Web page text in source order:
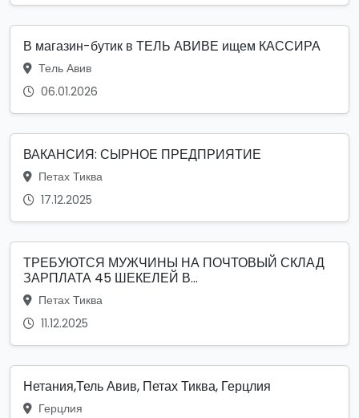
В магазин-бутик в ТЕЛЬ АВИВЕ ищем КАССИРА
Тель Авив
06.01.2026
ВАКАНСИЯ: СЫРНОЕ ПРЕДПРИЯТИЕ
Петах Тиква
17.12.2025
ТРЕБУЮТСЯ МУЖЧИНЫ НА ПОЧТОВЫЙ СКЛАД
ЗАРПЛАТА 45 ШЕКЕЛЕЙ В...
Петах Тиква
11.12.2025
Нетания,Тель Авив, Петах Тиква, Герцлия
Герцлия